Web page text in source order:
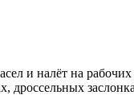
и налёт на рабочих